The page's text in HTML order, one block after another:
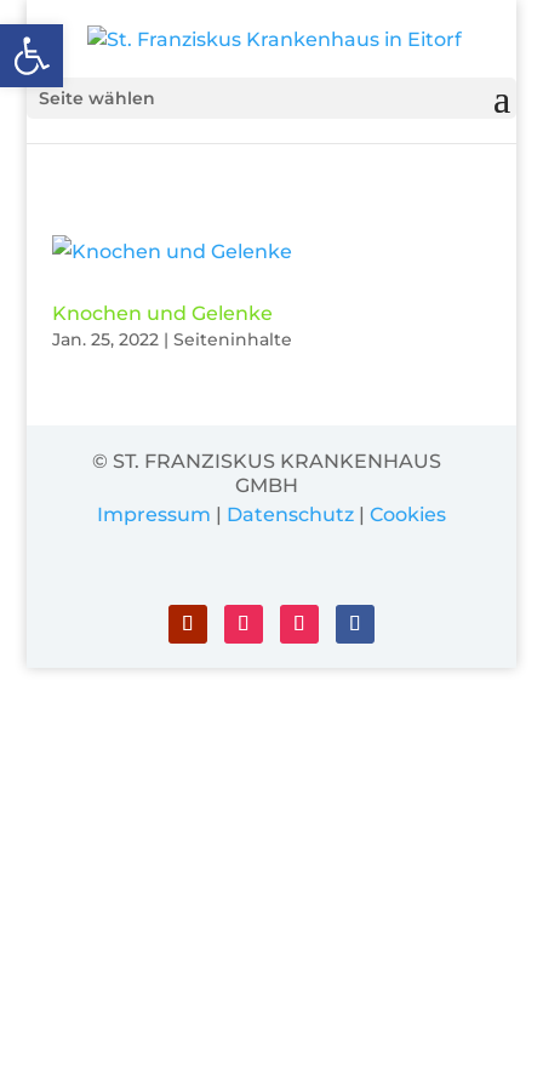
Seite wählen
Knochen und Gelenke
Jan. 25, 2022| Seiteninhalte
© ST. FRANZISKUS KRANKENHAUS
GMBH
Impressum | Datenschutz | Cookies
Open toolbar